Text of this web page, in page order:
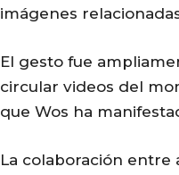
imágenes
El gesto fue
circular videos del
que Wos ha
La colaboración